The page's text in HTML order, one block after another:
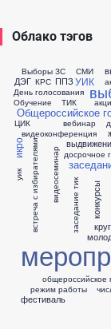
Облако тэгов
Выборы ЗС
ДЭГ
День голосования
КРС
Обучение
Общероссийское
ППЗ
СМИ
ТИК
УИК
ЦИК
вебинар
видеоконференция
видеосеминар
встреча с избирателями досрочное
заседание тик
икро
конкурсы
общероссийское
режим работы
уик
фестиваль